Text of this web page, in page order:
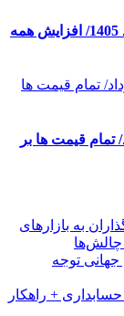
قیمت طلا و سکه امروز پنجشنبه 15مرداد 1405/ افزایش همه
امروز پنجشنبه 15مرداد/ تمام قیمت ها بر
به بازارهای
جهانی توجه
+ راهکار